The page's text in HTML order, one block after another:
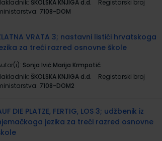
ŠKOLSKA KNJIGA d.d.
Registarski broj
7108-DOM
VRATA 3; nastavni listići hrvatskoga
za treći razred osnovne škole
Sonja Ivić Marija Krmpotić
ŠKOLSKA KNJIGA d.d.
Registarski broj
7108-DOM2
DIE PLATZE, FERTIG, LOS 3; udžbenik iz
jezika za treći razred osnovne